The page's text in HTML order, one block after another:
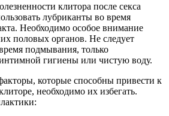
клитора после секса
лубриканты во время
Необходимо особое внимание
половых органов. Не следует
подмывания, только
гигиены или чистую воду.
которые способны привести к
необходимо их избегать.